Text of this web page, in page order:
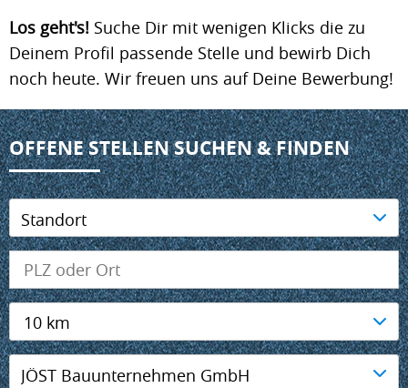
Los geht's! Suche Dir mit wenigen Klicks die zu
Deinem Profil passende Stelle und bewirb Dich
noch heute. Wir freuen uns auf Deine Bewerbung!
OFFENE STELLEN SUCHEN & FINDEN
Standort
10 km
JÖST Bauunternehmen GmbH